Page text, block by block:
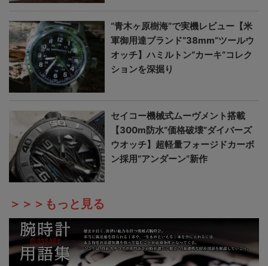
“青木ヶ原樹海”で実機レビュー【米
軍御用達ブランド“38mm”ツールウ
オッチ】ハミルトン“カーキ”コレク
ションを深掘り
セイコー機械式ムーヴメント搭載
【300m防水“価格破壊”ダイバーズ
ウオッチ】超軽量フォージドカーボ
ン採用“アンダーン”新作
＞＞＞もっと見る